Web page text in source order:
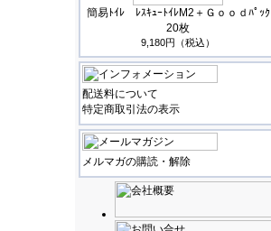
簡易ﾄｲﾚ ﾚｽｷｭｰﾄｲﾚM2＋Ｇｏｏｄﾊﾟｯｸ
20枚
9,180円（税込）
配送料について
特定商取引法の表示
メルマガの購読・解除